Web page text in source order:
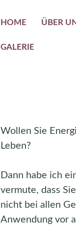
HOME ÜBER
GALERIE
Wollen Sie
Leben?
Dann habe ich
vermute, dass
nicht bei allen
Anwendung vor